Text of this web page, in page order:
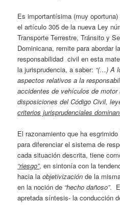
Es importantísima (muy
el artículo 305 de la nueva Ley
Transporte Terrestre, Tránsito y
Dominicana, remite para abordar
responsabilidad civil en esta
la jurisprudencia, a saber: “(…) A
aspectos relativos a la
accidentes de vehículos de motor
disposiciones del Código Civil,
criterios jurisprudenciales
El razonamiento que ha
para diferenciar el sistema de
cada situación descrita, tiene
“riesgo”, en sintonía con la
hacia laobjetivización de la
en la noción de “hecho dañoso”.
apretada síntesis- la conducción